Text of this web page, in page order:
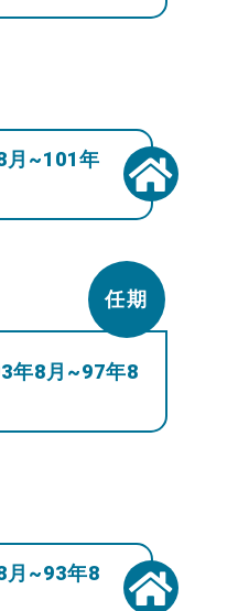
月~101年
任期
年8月~97年8
月~93年8